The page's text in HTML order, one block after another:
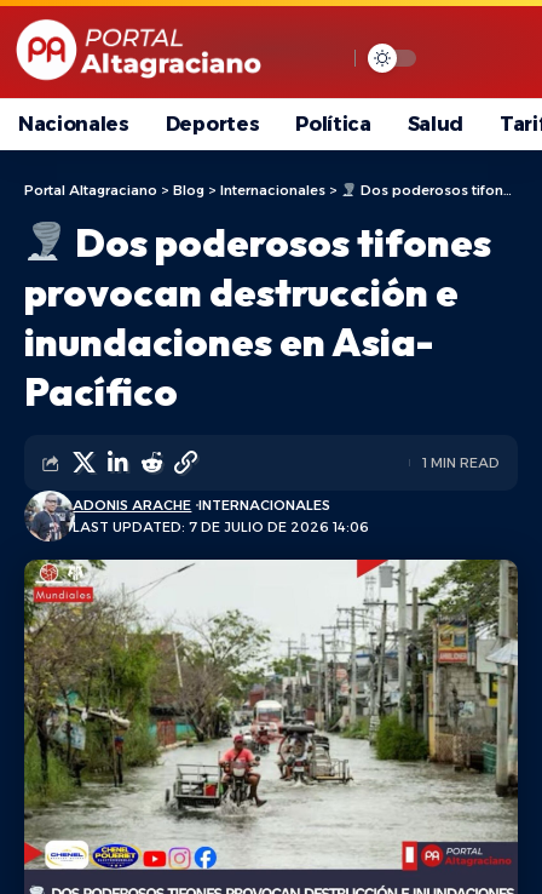
Nacionales Deportes Política Salud
Portal Altagraciano > Blog > Internacionales > Dos poderosos tifones provocan destrucción e inundaciones en Asia-Pacífico
Dos poderosos tifones
provocan destrucción e
inundaciones en Asia-
Pacífico
LAST UPDATED: 7 DE JULIO DE 2026 14:06
ADONIS ARACHE INTERNACIONALES
1 MIN READ